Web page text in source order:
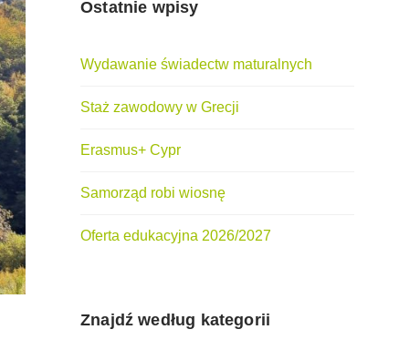
Ostatnie wpisy
Wydawanie świadectw maturalnych
Staż zawodowy w Grecji
Erasmus+ Cypr
Samorząd robi wiosnę
Oferta edukacyjna 2026/2027
Znajdź według kategorii